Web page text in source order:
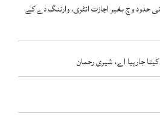
حدود وچ بغیر اجازت انٹری، وارننگ دے کے
جارہیا اے، شیری رحمان